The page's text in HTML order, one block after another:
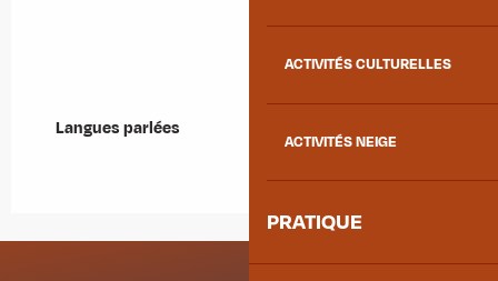
ACTIVITÉS CULTURELLES
ACTIVITÉS NEIGE
PRATIQUE
Langues parlées
Langues parlées